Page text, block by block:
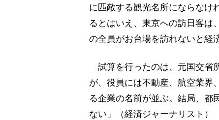
に匹敵する観光名所にならなけ
るとはいえ、東京への訪日客は
の全員がお台場を訪れないと経
試算を行ったのは、元国交省
が、役員には不動産、航空業界
る企業の名前が並ぶ。結局、都
ない」（経済ジャーナリスト）